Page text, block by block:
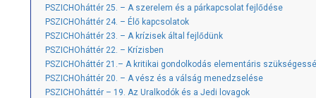
PSZICHOháttér 25. – A szerelem és a párkapcsolat fejlődése
PSZICHOháttér 24. – Élő kapcsolatok
PSZICHOháttér 23. – A krízisek által fejlődünk
PSZICHOháttér 22. – Krízisben
PSZICHOháttér 21.– A kritikai gondolkodás elementáris
PSZICHOháttér 20. – A vész és a válság menedzselése
PSZICHOháttér – 19. Az Uralkodók és a Jedi lovagok